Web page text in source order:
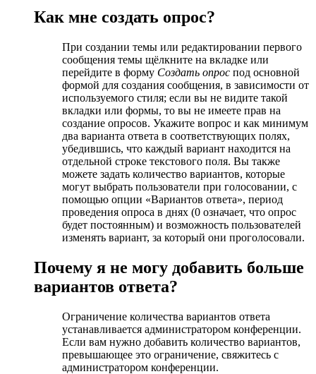
Как мне создать опрос?
При создании темы или редактировании первого
сообщения темы щёлкните на вкладке или
перейдите в форму Создать опрос под основной
формой для создания сообщения, в зависимости от
используемого стиля; если вы не видите такой
вкладки или формы, то вы не имеете прав на
создание опросов. Укажите вопрос и как минимум
два варианта ответа в соответствующих полях,
убедившись, что каждый вариант находится на
отдельной строке текстового поля. Вы также
можете задать количество вариантов, которые
могут выбрать пользователи при голосовании, с
помощью опции «Вариантов ответа», период
проведения опроса в днях (0 означает, что опрос
будет постоянным) и возможность пользователей
изменять вариант, за который они проголосовали.
Почему я не могу добавить больше
вариантов ответа?
Ограничение количества вариантов ответа
устанавливается администратором конференции.
Если вам нужно добавить количество вариантов,
превышающее это ограничение, свяжитесь с
администратором конференции.